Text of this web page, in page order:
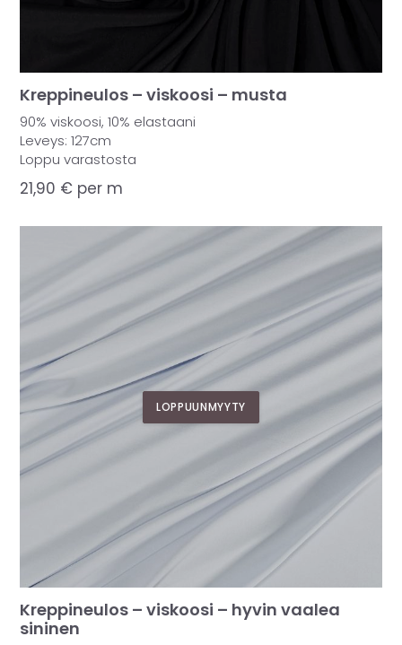
Kreppineulos – viskoosi – musta
90% viskoosi, 10% elastaani
Leveys: 127cm
Loppu varastosta
21,90 € per m
Kreppineulos – viskoosi – hyvin vaalea
sininen
LOPPUUNMYYTY